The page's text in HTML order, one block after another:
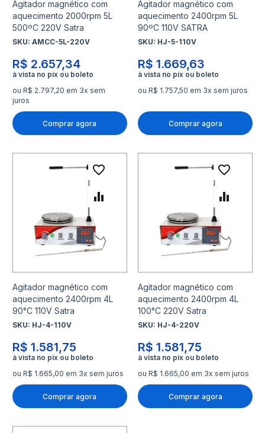
Agitador magnético com
aquecimento 2000rpm 5L
500ºC 220V Satra
SKU: AMCC-5L-220V
R$ 2.657,34
ou R$ 2.797,20 em 3x sem
juros
Comprar agora
Agitador magnético com
aquecimento 2400rpm 5L
90ºC 110V SATRA
SKU: HJ-5-110V
R$ 1.669,63
ou R$ 1.757,50 em 3x sem juros
Comprar agora
Agitador magnético com
aquecimento 2400rpm 4L
90°C 110V Satra
SKU: HJ-4-110V
R$ 1.581,75
ou R$ 1.665,00 em 3x sem juros
Comprar agora
Adicionar à lista de
Adicionar para Comparar
Agitador magnético com
aquecimento 2400rpm 4L
100°C 220V Satra
SKU: HJ-4-220V
R$ 1.581,75
ou R$ 1.665,00 em 3x sem juros
Comprar agora